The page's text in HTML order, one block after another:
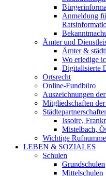
Anmeldung
Ämter und
Ämter &
Wo erledige
Digitalisierte
Ortsrecht
Online-Fundbüro
Auszeichnungen
Mitgliedschaften
Issoire,
Mistelbach,
Wichtige
LEBEN & SOZIALES
Schulen
Grundschulen
Mittelschulen